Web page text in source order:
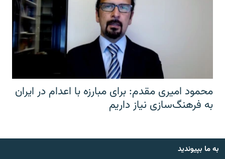
محمود امیری مقدم: برای مبارزه با اعدام در ایران
به فرهنگ‌سازی نیاز داریم
به ما بپیوندید